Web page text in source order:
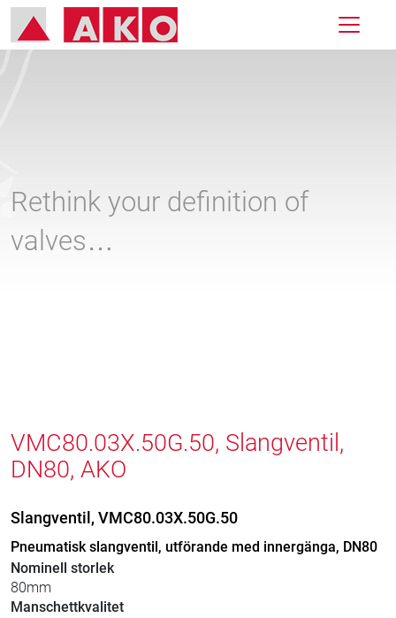
Rethink your definition of
valves…
VMC80.03X.50G.50, Slangventil,
DN80, AKO
Slangventil, VMC80.03X.50G.50
Pneumatisk slangventil, utförande med innergänga, DN80
Nominell storlek
80mm
Manschettkvalitet